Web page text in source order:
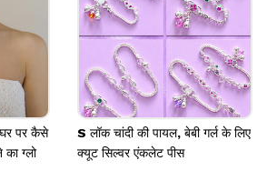
पर कैसे
ग्लो
S लॉक चांदी की पायल, बेबी गर्ल के लिए
क्यूट सिल्वर एंकलेट पीस